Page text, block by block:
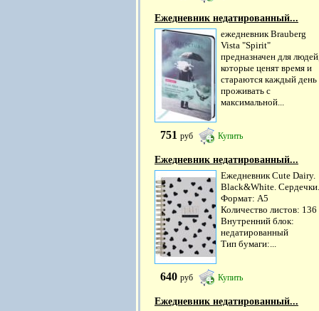
Ежедневник недатированный...
ежедневник Brauberg
Vista "Spirit"
предназначен для
которые ценят время и
стараются каждый день
проживать с
максимальной...
751 руб Купить
Ежедневник недатированный...
Ежедневник Cute Dairy.
Black&White. Сердечки.
Формат: А5
Количество листов: 136
Внутренний блок:
недатированный
Тип бумаги:...
640 руб Купить
Ежедневник недатированный...